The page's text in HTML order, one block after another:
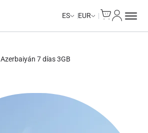
ES EUR
Azerbaiyán 7 días 3GB